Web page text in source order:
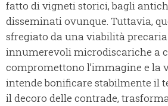
fatto di vigneti storici, bagli
disseminati ovunque. Tuttavia,
sfregiato da una viabilità
innumerevoli microdiscariche a
compromettono l’immagine e la
intende bonificare stabilmente il
il decoro delle contrade,